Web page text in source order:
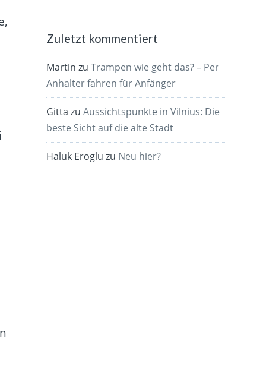
Zuletzt kommentiert
Martin zuTrampen wie geht das? – Per
Anhalter fahren für Anfänger
Gitta zuAussichtspunkte in Vilnius: Die
beste Sicht auf die alte Stadt
Haluk Eroglu zu Neu hier?